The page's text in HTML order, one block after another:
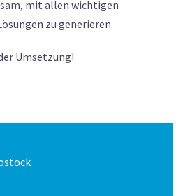
mit allen wichtigen
zu generieren.
Umsetzung!